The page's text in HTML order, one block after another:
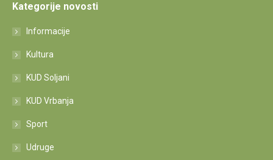
Kategorije novosti
Informacije
Kultura
KUD Soljani
KUD Vrbanja
Sport
Udruge